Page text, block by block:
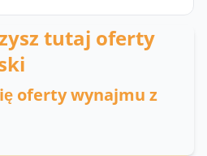
tutaj oferty
oferty wynajmu z